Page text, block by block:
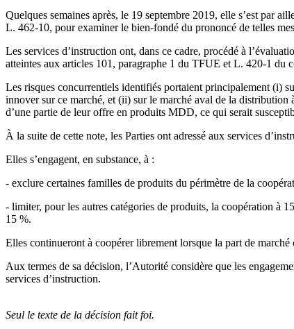
Quelques semaines après, le 19 septembre 2019, elle s’est par
L. 462-10, pour examiner le bien-fondé du prononcé de telles
Les services d’instruction ont, dans ce cadre, procédé à
atteintes aux articles 101, paragraphe 1 du TFUE et L. 420-1 du
Les risques concurrentiels identifiés portaient principalement (i)
innover sur ce marché, et (ii) sur le marché aval de la
d’une partie de leur offre en produits MDD, ce qui serait
À la suite de cette note, les Parties ont adressé aux services
Elles s’engagent, en substance, à :
- exclure certaines familles de produits du périmètre de la
- limiter, pour les autres catégories de produits, la coopération à
15 %.
Elles continueront à coopérer librement lorsque la part de marché
Aux termes de sa décision, l’Autorité considère que les
services d’instruction.
Seul le texte de la décision fait foi.